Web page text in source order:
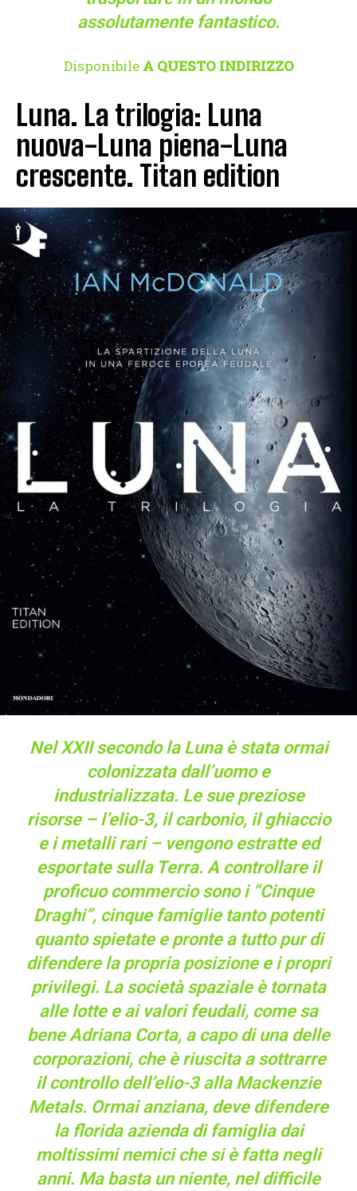
assolutamente fantastico.
Disponibile A QUESTO INDIRIZZO
Luna. La trilogia: Luna
nuova-Luna piena-Luna
crescente. Titan edition
Nel XXII secondo la Luna è stata ormai
colonizzata dall’uomo e
industrializzata. Le sue preziose
risorse – l’elio-3, il carbonio, il ghiaccio
e i metalli rari – vengono estratte ed
esportate sulla Terra. A controllare il
proficuo commercio sono i “Cinque
Draghi”, cinque famiglie tanto potenti
quanto spietate e pronte a tutto pur di
difendere la propria posizione e i propri
privilegi. La società spaziale è tornata
alle lotte e ai valori feudali, come sa
bene Adriana Corta, a capo di una delle
corporazioni, che è riuscita a sottrarre
il controllo dell’elio-3 alla Mackenzie
Metals. Ormai anziana, deve difendere
la florida azienda di famiglia dai
moltissimi nemici che si è fatta negli
anni. Ma basta un niente, nel difficile